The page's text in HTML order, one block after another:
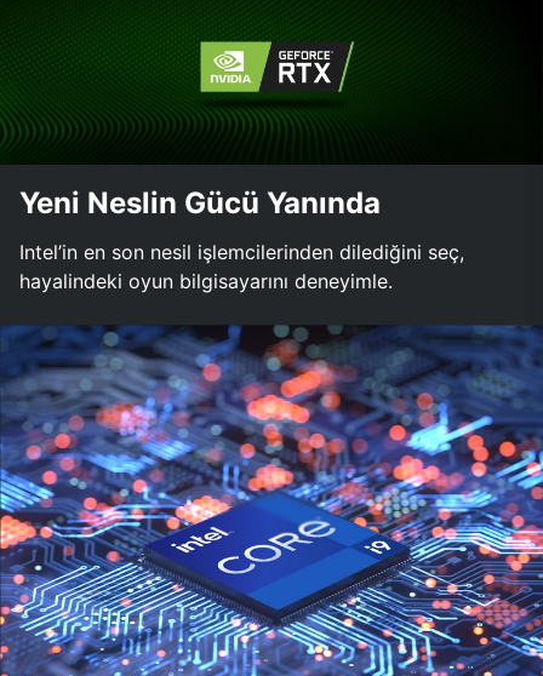
Yeni Neslin Gücü Yanında
Intel’in en son nesil işlemcilerinden dilediğini seç,
hayalindeki oyun bilgisayarını deneyimle.